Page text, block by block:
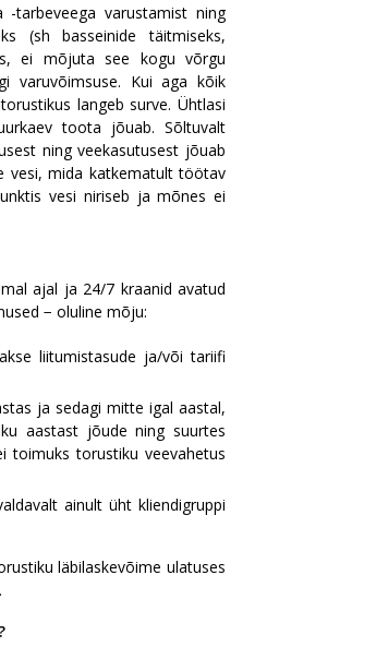
tarbeveega varustamist ning
(sh basseinide täitmiseks,
ei mõjuta see kogu võrgu
varuvõimsuse. Kui aga kõik
langeb surve. Ühtlasi
toota jõuab. Sõltuvalt
ning veekasutusest jõuab
vesi, mida katkematult töötav
vesi niriseb ja mõnes ei
ajal ja 24/7 kraanid avatud
− oluline mõju:
liitumistasude ja/või tariifi
ja sedagi mitte igal aastal,
aastast jõude ning suurtes
toimuks torustiku veevahetus
ainult üht kliendigruppi
läbilaskevõime ulatuses